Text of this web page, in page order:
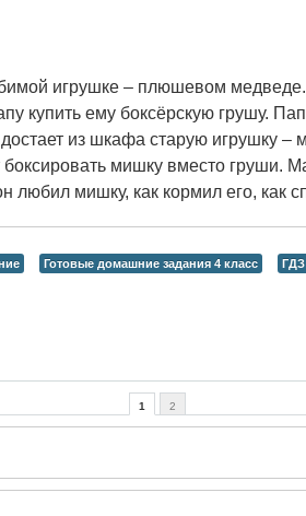
игрушке – плюшевом
купить ему боксёрскую грушу.
из шкафа старую игрушку
мишку вместо груши.
любил мишку, как кормил его, как
Готовые домашние задания 4 класс ГДЗ
1 2